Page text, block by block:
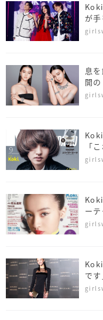
が
息
開
ア
「
ー
です